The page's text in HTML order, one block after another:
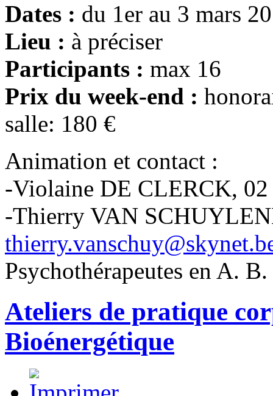
Dates : du 1er au 3 mars
Lieu : à préciser
Participants : max 16
Prix du week-end :
salle: 180 €
Animation et contact :
-Violaine DE CLERCK,
-Thierry VAN
Psychothérapeutes en A.
Ateliers de pratique
Bioénergétique